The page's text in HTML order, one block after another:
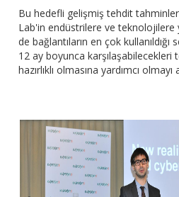
Bu hedefli gelişmiş tehdit
Lab'in endüstrilere ve
de bağlantıların en çok
12 ay boyunca karşılaşabilecekleri
hazırlıklı olmasına yardımcı olmayı